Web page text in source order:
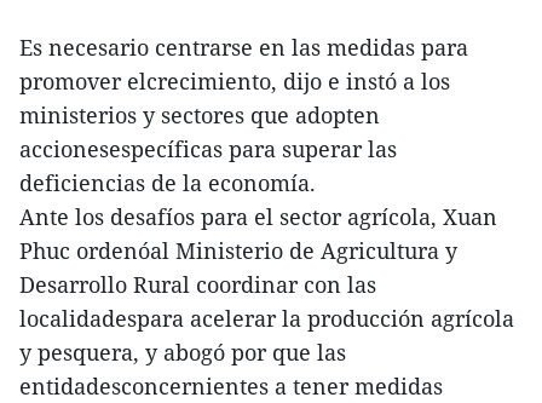
Es necesario centrarse en las medidas para
promover elcrecimiento, dijo e instó a los
ministerios y sectores que adopten
accionesespecíficas para superar las
deficiencias de la economía.
Ante los desafíos para el sector agrícola, Xuan
Phuc ordenóal Ministerio de Agricultura y
Desarrollo Rural coordinar con las
localidadespara acelerar la producción agrícola
y pesquera, y abogó por que las
entidadesconcernientes a tener medidas